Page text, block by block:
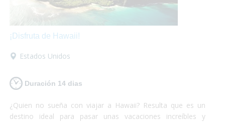
¡Disfruta de Hawaii!
Estados Unidos
Duración 14 dias
¿Quien no sueña con viajar a Hawaii? Resulta que es un
destino ideal para pasar unas vacaciones increíbles y